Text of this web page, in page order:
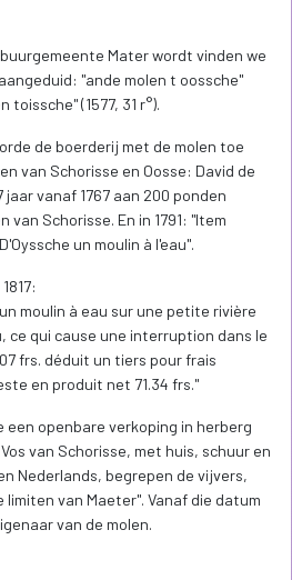
Mater wordt vinden we
"ande molen t oossche"
toissche" (1577, 31 r°).
de boerderij met de molen toe
van Schorisse en Oosse: David de
vanaf 1767 aan 200 ponden
van Schorisse. En in 1791: "Item
un moulin à l'eau".
moulin à eau sur une petite rivière
ce qui cause une interruption dans le
frs. déduit un tiers pour frais
en produit net 71.34 frs."
een openbare verkoping in herberg
van Schorisse, met huis, schuur en
Nederlands, begrepen de vijvers,
limiten van Maeter". Vanaf die datum
van de molen.